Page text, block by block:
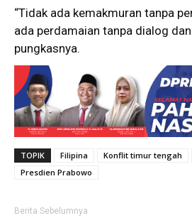
“Tidak ada kemakmuran tanpa
ada perdamaian tanpa dialog dan
pungkasnya.
TOPIK Filipina Konflit timur tengah
Presdien Prabowo
Berita Sebelumnya